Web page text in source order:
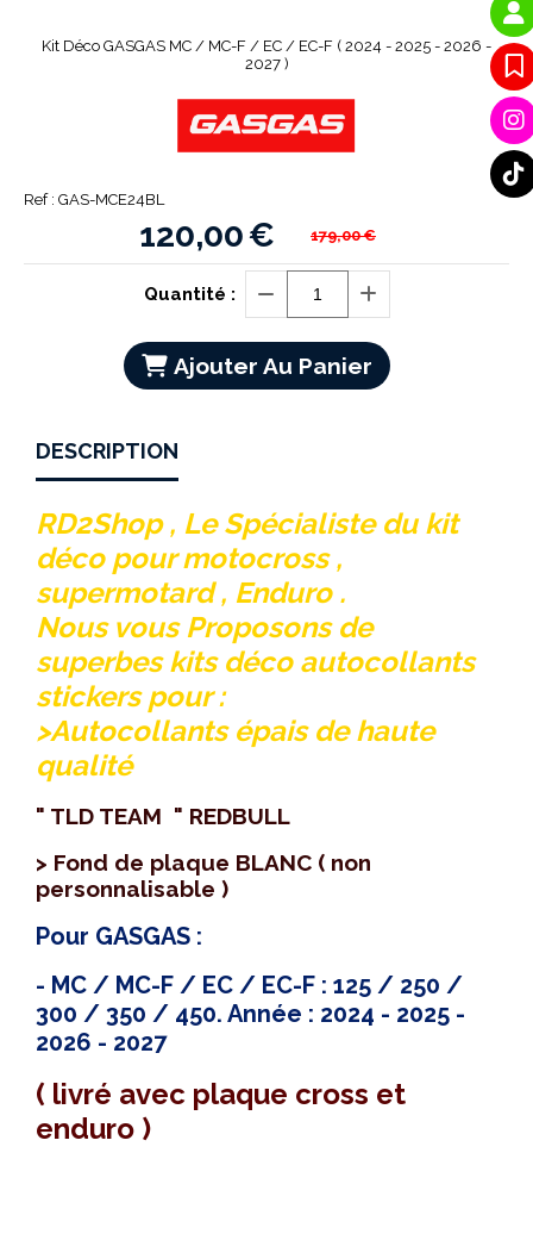
Kit Déco GASGAS MC / MC-F / EC / EC-F ( 2024 - 2025 - 2026 -
2027 )
Ref : GAS-MCE24BL
120,00€ 179,00€
Quantité :
Ajouter Au Panier
DESCRIPTION
RD2Shop , Le Spécialiste du kit
déco pour motocross ,
supermotard , Enduro .
Nous vous Proposons de
superbes kits déco autocollants
stickers pour :
>Autocollants épais de haute
qualité
" TLD TEAM " REDBULL
> Fond de plaque BLANC ( non
personnalisable )
Pour GASGAS :
- MC / MC-F / EC / EC-F : 125 / 250 /
300 / 350 / 450. Année : 2024 - 2025 -
2026 - 2027
( livré avec plaque cross et
enduro )